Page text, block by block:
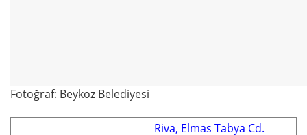
Fotoğraf: Beykoz Belediyesi
Riva, Elmas Tabya Cd.